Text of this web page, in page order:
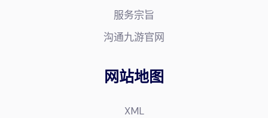
服务宗旨
沟通九游官网
网站地图
XML